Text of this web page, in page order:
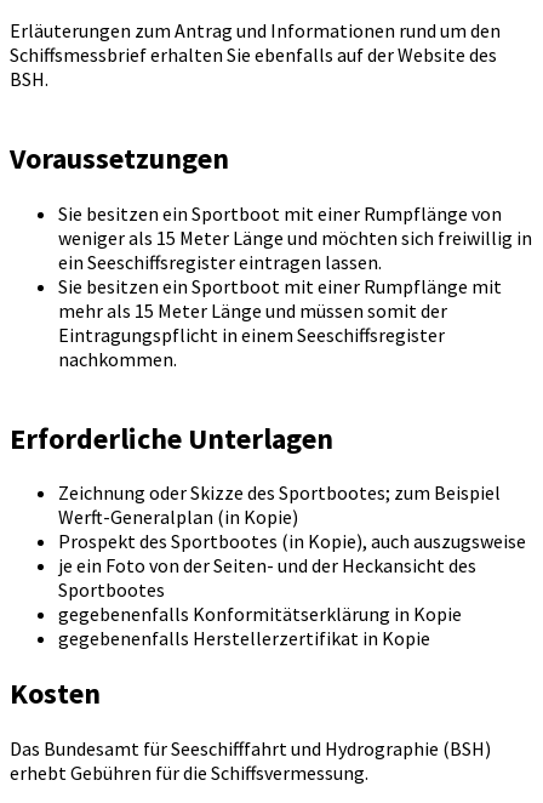
Erläuterungen zum Antrag und Informationen rund um den
Schiffsmessbrief erhalten Sie ebenfalls auf der Website des
BSH.
Voraussetzungen
Sie besitzen ein Sportboot mit einer Rumpflänge von
weniger als 15 Meter Länge und möchten sich freiwillig in
ein Seeschiffsregister eintragen lassen.
Sie besitzen ein Sportboot mit einer Rumpflänge mit
mehr als 15 Meter Länge und müssen somit der
Eintragungspflicht in einem Seeschiffsregister
nachkommen.
Erforderliche Unterlagen
Zeichnung oder Skizze des Sportbootes; zum Beispiel
Werft-Generalplan (in Kopie)
Prospekt des Sportbootes (in Kopie), auch auszugsweise
je ein Foto von der Seiten- und der Heckansicht des
Sportbootes
gegebenenfalls Konformitätserklärung in Kopie
gegebenenfalls Herstellerzertifikat in Kopie
Kosten
Das Bundesamt für Seeschifffahrt und Hydrographie (BSH)
erhebt Gebühren für die Schiffsvermessung.